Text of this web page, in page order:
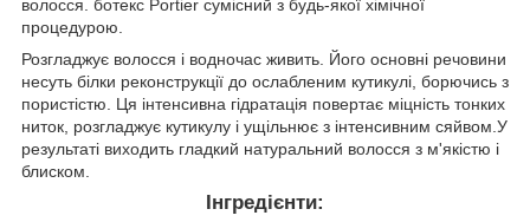
волосся. ботекс Portier сумісний з будь-якої хімічної
процедурою.
Розгладжує волосся і водночас живить. Його основні речовини
несуть білки реконструкції до ослабленим кутикулі, борючись з
пористістю. Ця інтенсивна гідратація повертає міцність тонких
ниток, розгладжує кутикулу і ущільнює з інтенсивним сяйвом.У
результаті виходить гладкий натуральний волосся з м'якістю і
блиском.
Інгредієнти: